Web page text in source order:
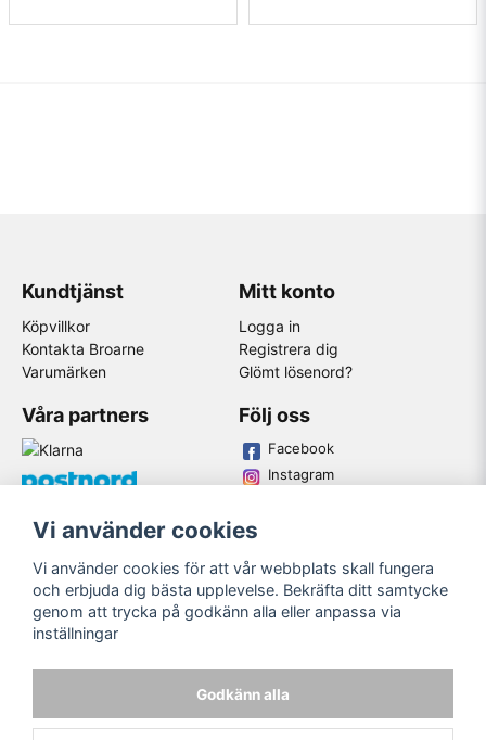
Kundtjänst
Köpvillkor
Kontakta Broarne
Varumärken
Mitt konto
Logga in
Registrera dig
Glömt lösenord?
Våra partners Följ oss
Facebook
Instagram
© Copyright
Vi använder cookies
Vi använder cookies för att vår webbplats skall fungera
och erbjuda dig bästa upplevelse. Bekräfta ditt samtycke
genom att trycka på godkänn alla eller anpassa via
inställningar
Godkänn alla